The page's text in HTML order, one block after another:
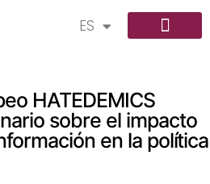
ES
AR
HATEDEMICS
sobre el impacto
en la política